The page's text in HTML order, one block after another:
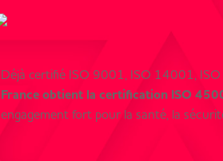
Déjà certifié ISO 9001, ISO 14001,
France obtient la certification ISO
engagement fort pour la santé, la